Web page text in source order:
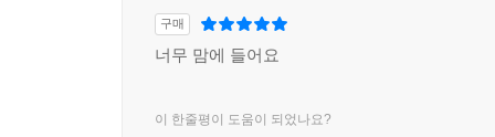
구매
너무 맘에 들어요
이 한줄평이 도움이 되었나요?